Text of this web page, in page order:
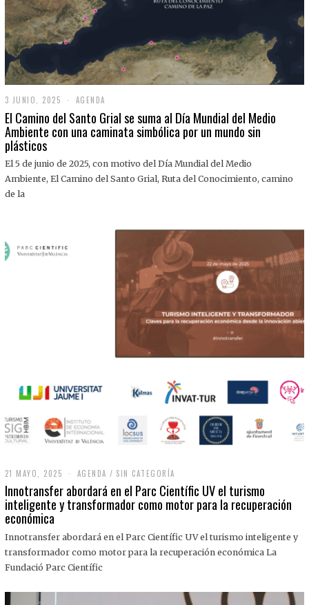
3 JUNIO, 2025
J
U
N
,
0
AGENDA
El Camino del Santo Grial se suma al Día Mundial del Medio
Ambiente con una caminata simbólica por un mundo sin
plásticos
El 5 de junio de 2025, con motivo del Día Mundial del Medio
Ambiente, El Camino del Santo Grial, Ruta del Conocimiento, camino
de la
21 MAYO, 2025
M
A
Y
,
0
2
AGENDA / SIN CATEGORÍA
Innotransfer abordará en el Parc Científic UV el turismo
inteligente y transformador como motor para la recuperación
económica
Innotransfer abordará en el Parc Científic UV el turismo inteligente y
transformador como motor para la recuperación económica La
Fundació Parc Científic